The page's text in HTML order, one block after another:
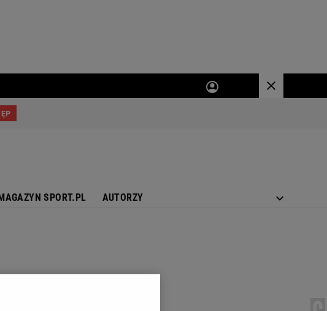
SPORT.PL AUTORZY